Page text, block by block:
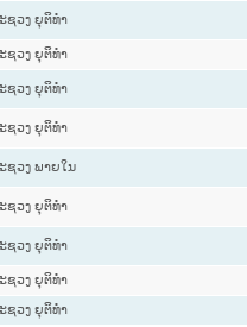
ຊວງ ຍຸຕິທໍາ
ຊວງ ຍຸຕິທໍາ
ຊວງ ຍຸຕິທໍາ
ຊວງ ຍຸຕິທໍາ
ຊວງ ພາຍໃນ
ຊວງ ຍຸຕິທໍາ
ຊວງ ຍຸຕິທໍາ
ຊວງ ຍຸຕິທໍາ
ຊວງ ຍຸຕິທໍາ